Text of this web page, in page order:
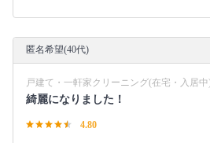
匿名希望(40代)
戸建て・一軒家クリーニング(在宅・入居中
綺麗になりました！
4.80